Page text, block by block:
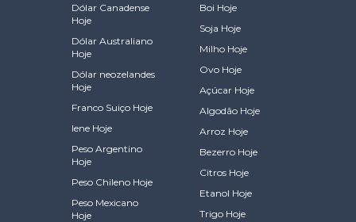
Dólar Canadense
Hoje
Dólar Australiano
Hoje
Dólar neozelandes
Hoje
Franco Suiço Hoje
Iene Hoje
Peso Argentino
Hoje
Peso Chileno Hoje
Peso Mexicano
Hoje
Boi Hoje
Soja Hoje
Milho Hoje
Ovo Hoje
Açúcar Hoje
Algodão Hoje
Arroz Hoje
Bezerro Hoje
Citros Hoje
Etanol Hoje
Trigo Hoje